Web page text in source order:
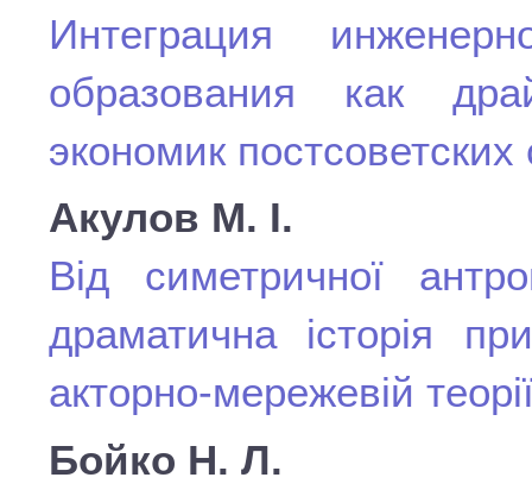
Интеграция
образования как
экономик постсоветских
Акулов М. І.
Від симетричної
драматична історія
акторно-мережевій
Бойко Н. Л.